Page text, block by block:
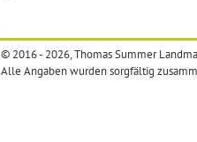
© 2016 - 2026, Thomas Summer
Alle Angaben wurden sorgfältig